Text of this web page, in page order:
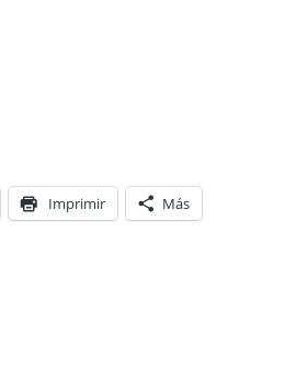
Imprimir Más